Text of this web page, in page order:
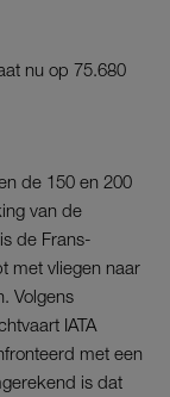
nu op 75.680
de 150 en 200
van de
de Frans-
met vliegen naar
Volgens
IATA
met een
is dat